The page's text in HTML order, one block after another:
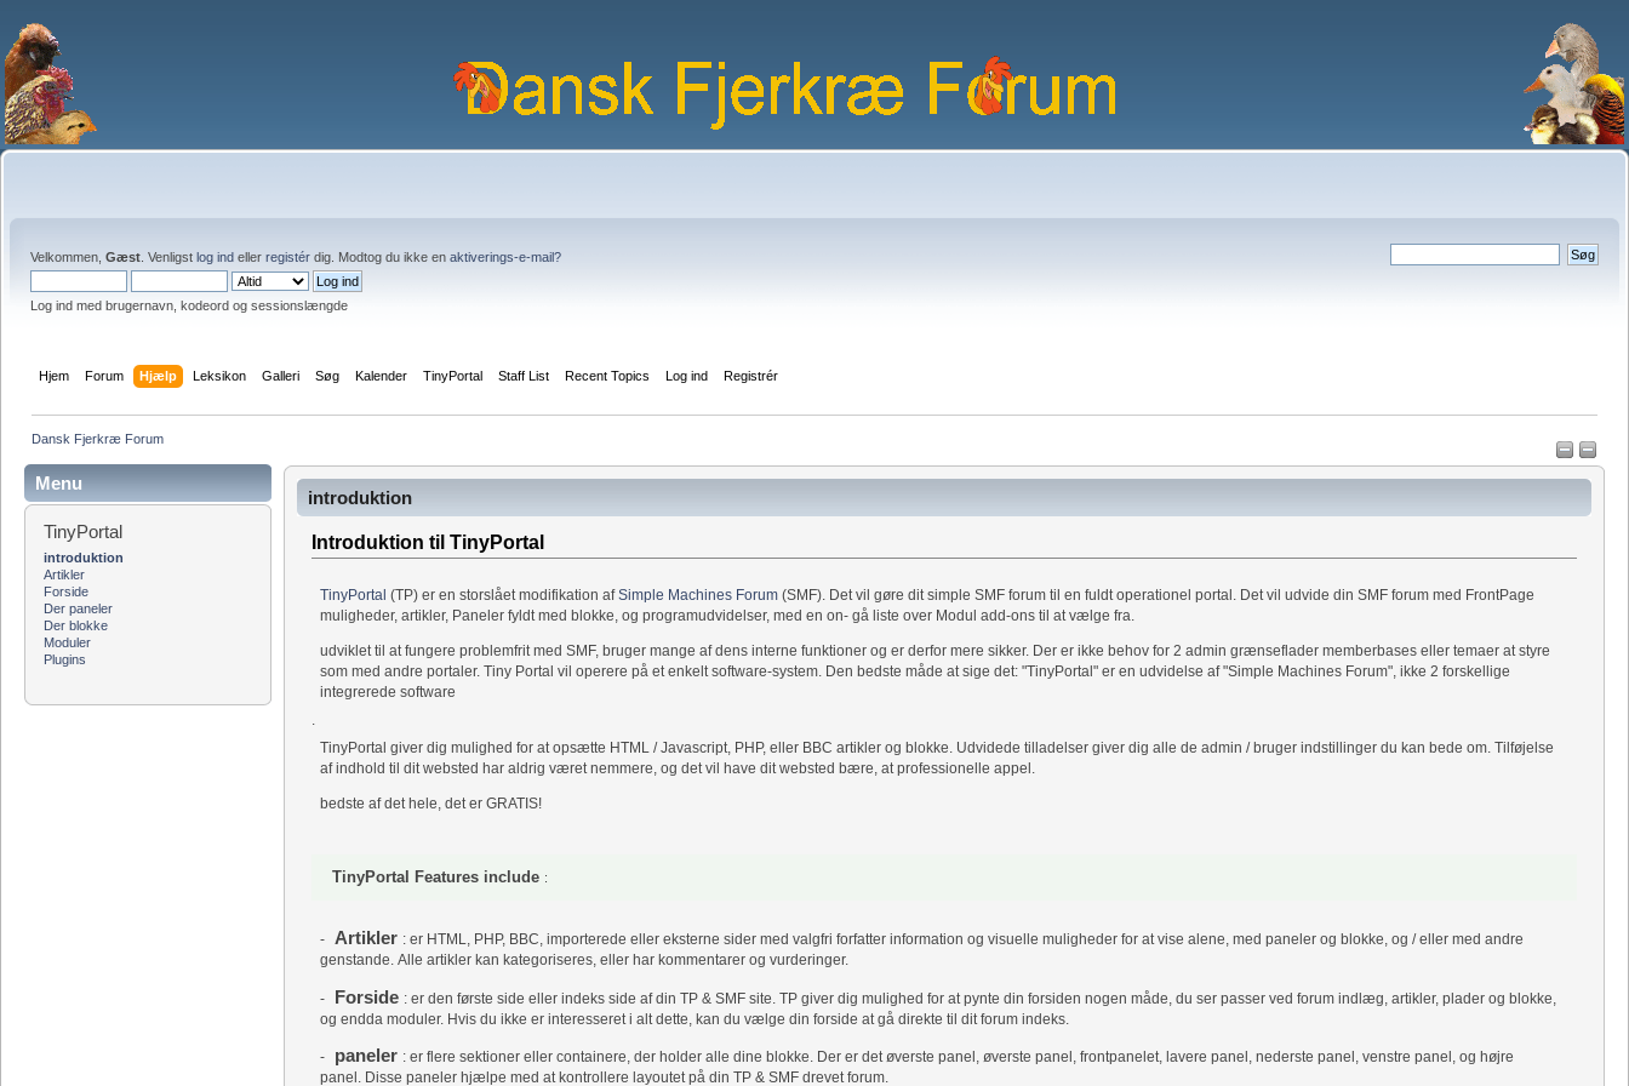
Velkommen, Gæst . Venligst log ind eller registér dig. Modtog du ikke en aktiverings-e-mail?
Log ind med brugernavn, kodeord og sessionslængde
Hjem Forum Hjælp Leksikon Galleri Søg Kalender TinyPortal Staff List Recent Topics Log ind Registrér
Dansk Fjerkræ Forum
Menu
TinyPortal
introduktion
Artikler
Forside
Der paneler
Der blokke
Moduler
Plugins
introduktion
Introduktion til TinyPortal
TinyPortal (TP) er en storslået modifikation afSimple Machines Forum (SMF). Det vil gøre dit simple SMF forum til en fuldt operationel portal. Det vil udvide din SMF forum med FrontPage
muligheder, artikler, Paneler fyldt med blokke, og programudvidelser, med en on- gå liste over Modul add-ons til at vælge fra.
udviklet til at fungere problemfrit med SMF, bruger mange af dens interne funktioner og er derfor mere sikker. Der er ikke behov for 2 admin grænseflader memberbases eller temaer at styre
som med andre portaler. Tiny Portal vil operere på et enkelt software-system. Den bedste måde at sige det: "TinyPortal" er en udvidelse af "Simple Machines Forum", ikke 2 forskellige
integrerede software
.
TinyPortal giver dig mulighed for at opsætte HTML / Javascript, PHP, eller BBC artikler og blokke. Udvidede tilladelser giver dig alle de admin / bruger indstillinger du kan bede om. Tilføjelse
af indhold til dit websted har aldrig været nemmere, og det vil have dit websted bære, at professionelle appel.
bedste af det hele, det er GRATIS!
TinyPortal Features include :
- Artikler : er HTML, PHP, BBC, importerede eller eksterne sider med valgfri forfatter information og visuelle muligheder for at vise alene, med paneler og blokke, og / eller med andre
genstande. Alle artikler kan kategoriseres, eller har kommentarer og vurderinger.
- Forside : er den første side eller indeks side af din TP & SMF site. TP giver dig mulighed for at pynte din forsiden nogen måde, du ser passer ved forum indlæg, artikler, plader og blokke,
og endda moduler. Hvis du ikke er interesseret i alt dette, kan du vælge din forside at gå direkte til dit forum indeks.
- paneler : er flere sektioner eller containere, der holder alle dine blokke. Der er det øverste panel, øverste panel, frontpanelet, lavere panel, nederste panel, venstre panel, og højre
panel. Disse paneler hjælpe med at kontrollere layoutet på din TP & SMF drevet forum.